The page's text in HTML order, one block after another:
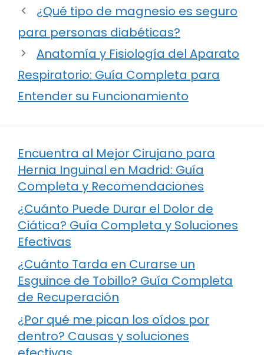
¿Qué tipo de magnesio es seguro
para personas diabéticas?
Anatomía y Fisiología del Aparato
Respiratorio: Guía Completa para
Entender su Funcionamiento
Encuentra al Mejor Cirujano para
Hernia Inguinal en Madrid: Guía
Completa y Recomendaciones
¿Cuánto Puede Durar el Dolor de
Ciática? Guía Completa y Soluciones
Efectivas
¿Cuánto Tarda en Curarse un
Esguince de Tobillo? Guía Completa
de Recuperación
¿Por qué me pican los oídos por
dentro? Causas y soluciones